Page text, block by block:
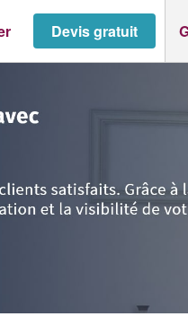
Devis gratuit